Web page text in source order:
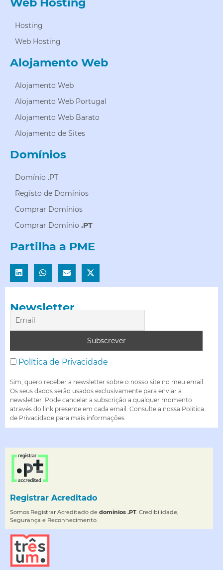
Hosting
Web Hosting
Alojamento Web
Alojamento Web
Alojamento Web Portugal
Alojamento Web Barato
Alojamento de Sites
Domínios
Domínio .PT
Registo de Domínios
Comprar Domínios
Comprar Domínio .PT
Partilha a PME
Newsletter
Política de Privacidade
Sim, quero receber a newsletter sobre o nosso site no meu email.
Os seus dados serão usados exclusivamente para enviar a
newsletter. Pode cancelar a subscrição a qualquer momento
através do link presente em cada email. Consulte a nossa Política
de Privacidade para mais informações.
Registrar Acreditado
Somos Registrar Acreditado de domínios .PT . Credibilidade,
Segurança e Reconhecimento.